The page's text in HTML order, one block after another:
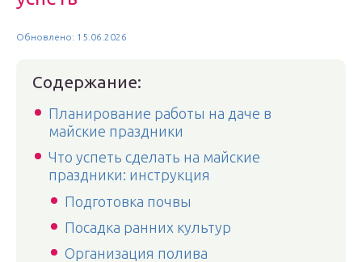
Обновлено: 15.06.2026
Содержание:
Планирование работы на даче в
майские праздники
Что успеть сделать на майские
праздники: инструкция
Подготовка почвы
Посадка ранних культур
Организация полива